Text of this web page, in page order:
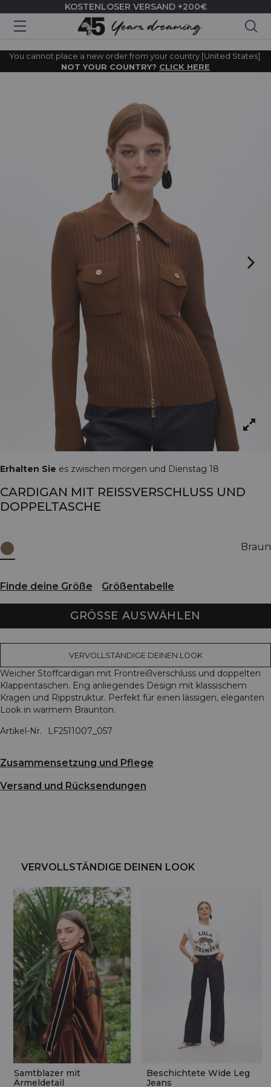
KOSTENLOSER VERSAND +200€
You cannot place a new order from your country [United States].
NOT YOUR COUNTRY? CLICK HERE
Erhalten Sie es zwischen morgen und Dienstag 18
CARDIGAN MIT REISSVERSCHLUSS UND D
OPPELTASCHE
Braun
Finde deine Größe Größentabelle
GRÖSSE AUSWÄHLEN
VERVOLLSTÄNDIGE DEINEN LOOK
Weicher Stoffcardigan mit Frontreißverschluss und doppelten
Klappentaschen. Eng anliegendes Design mit klassischem
Kragen und Rippstruktur. Perfekt für einen lässigen, eleganten
Look in warmem Braunton.
Artikel-Nr.
LF2511007_057
Zusammensetzung und Pflege
Versand und Rücksendungen
VERVOLLSTÄNDIGE DEINEN LOOK
Samtblazer mit
Ärmeldetail
Beschichtete Wide Leg
Jeans